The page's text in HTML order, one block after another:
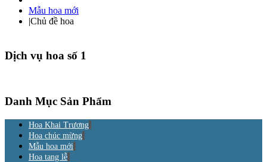
Mẫu hoa mới
|Chủ đề hoa
Dịch vụ hoa số 1
Danh Mục Sản Phẩm
Hoa Khai Trương
Hoa chúc mừng
Mẫu hoa mới
Hoa tang lễ